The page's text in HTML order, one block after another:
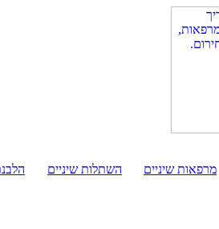
מרפאות שיניים השתלות שיניים